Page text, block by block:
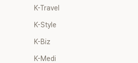
K-Travel
K-Style
K-Biz
K-Medi